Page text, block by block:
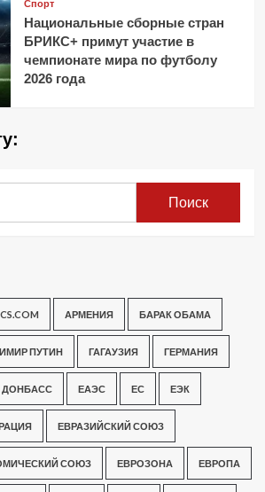
Спорт
Национальные сборные стран
БРИКС+ примут участие в
чемпионате мира по футболу
2026 года
АРМЕНИЯ БАРАК ОБАМА
ПУТИН ГАГАУЗИЯ ГЕРМАНИЯ
ДОНБАСС ЕАЭС ЕС ЕЭК
ЕВРАЗИЙСКИЙ СОЮЗ
СОЮЗ ЕВРОЗОНА ЕВРОПА